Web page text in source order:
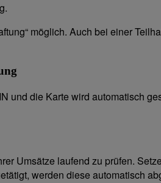
möglich. Auch bei einer
und die Karte wird automatisch
Umsätze laufend zu prüfen.
werden diese automatisch